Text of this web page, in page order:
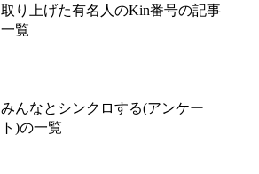
取り上げた有名人のKin番号の記事
一覧
みんなとシンクロする(アンケー
ト)の一覧